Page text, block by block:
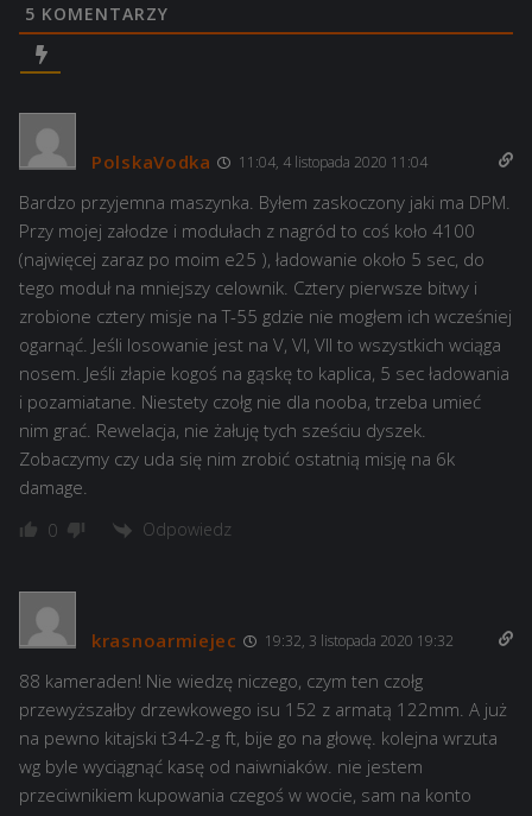
5 KOMENTARZY
PolskaVodka 11:04, 4 listopada 2020 11:04
Bardzo przyjemna maszynka. Byłem zaskoczony jaki ma DPM.
Przy mojej załodze i modułach z nagród to coś koło 4100
(najwięcej zaraz po moim e25 ), ładowanie około 5 sec, do
tego moduł na mniejszy celownik. Cztery pierwsze bitwy i
zrobione cztery misje na T-55 gdzie nie mogłem ich wcześniej
ogarnąć. Jeśli losowanie jest na V, VI, VII to wszystkich wciąga
nosem. Jeśli złapie kogoś na gąskę to kaplica, 5 sec ładowania
i pozamiatane. Niestety czołg nie dla nooba, trzeba umieć
nim grać. Rewelacja, nie żałuję tych sześciu dyszek.
Zobaczymy czy uda się nim zrobić ostatnią misję na 6k
damage.
0 Odpowiedz
krasnoarmiejec 19:32, 3 listopada 2020 19:32
88 kameraden! Nie wiedzę niczego, czym ten czołg
przewyższałby drzewkowego isu 152 z armatą 122mm. A już
na pewno kitajski t34-2-g ft, bije go na głowę. kolejna wrzuta
wg byle wyciągnąć kasę od naiwniaków. nie jestem
przeciwnikiem kupowania czegoś w wocie, sam na konto